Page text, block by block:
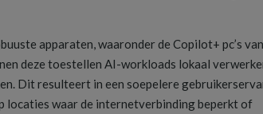
apparaten, waaronder de Copilot+ pc’s van
deze toestellen AI-workloads lokaal
Dit resulteert in een soepelere
waar de internetverbinding beperkt of